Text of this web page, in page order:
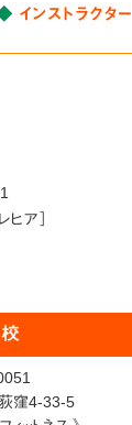
インストラクター
ヒア］
窪4-33-5